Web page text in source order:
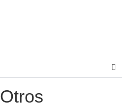
Otros